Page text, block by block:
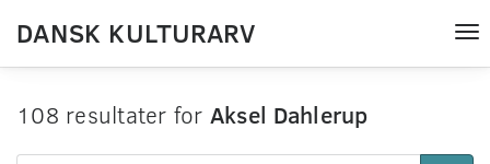
DANSK KULTURARV
108 resultater for Aksel Dahlerup